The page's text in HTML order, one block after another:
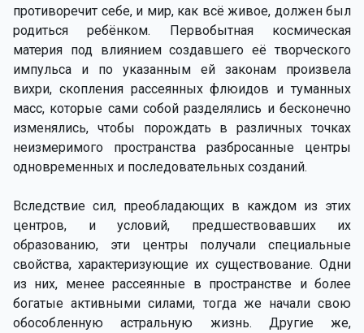
противоречит себе, и мир, как всё живое, должен был
родиться ребёнком. Первобытная космическая
материя под влиянием создавшего её творческого
импульса и по указанным ей законам произвела
вихри, скопления рассеянных флюидов и туманных
масс, которые сами собой разделялись и бесконечно
изменялись, чтобы порождать в различных точках
неизмеримого пространства разбросанные центры
одновременных и последовательных созданий.
Вследствие сил, преобладающих в каждом из этих
центров, и условий, предшествовавших их
образованию, эти центры получали специальные
свойства, характеризующие их существование. Одни
из них, менее рассеянные в пространстве и более
богатые активными силами, тогда же начали свою
обособленную астральную жизнь. Другие же,